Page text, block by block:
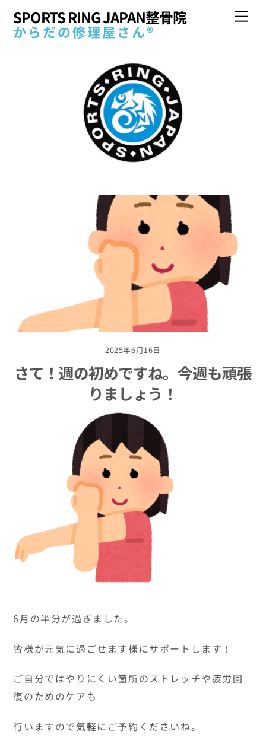
SPORTS RING JAPAN整骨院
からだの修理屋さん®
2025年6月16日
さて！週の初めですね。今週も頑張
りましょう！
6月の半分が過ぎました。
皆様が元気に過ごせます様にサポートします！
ご自分ではやりにくい箇所のストレッチや疲労回
復のためのケアも
行いますので気軽にご予約くださいね。